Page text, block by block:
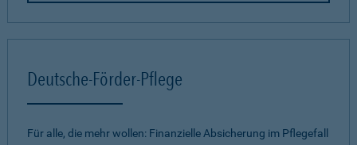
Deutsche-Förder-Pflege
Für alle, die mehr wollen: Finanzielle Absicherung im Pflegefall